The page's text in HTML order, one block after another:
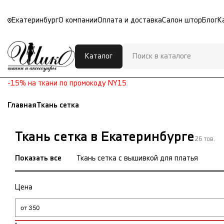
ЕкатеринбургО компанииОплата и доставкаСалон штор Блог
Каталог
-15% на ткани по промокоду NY15
ГлавнаяТкань сетка
Ткань сетка в Екатеринбурге 26 тов.
Показать все Ткань сетка с вышивкой для платья
Цена